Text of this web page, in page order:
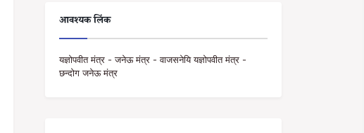
आवश्यक लिंक
यज्ञोपवीत मंत्र - जनेऊ मंत्र - वाजसनेयि यज्ञोपवीत मंत्र -
छन्दोग जनेऊ मंत्र